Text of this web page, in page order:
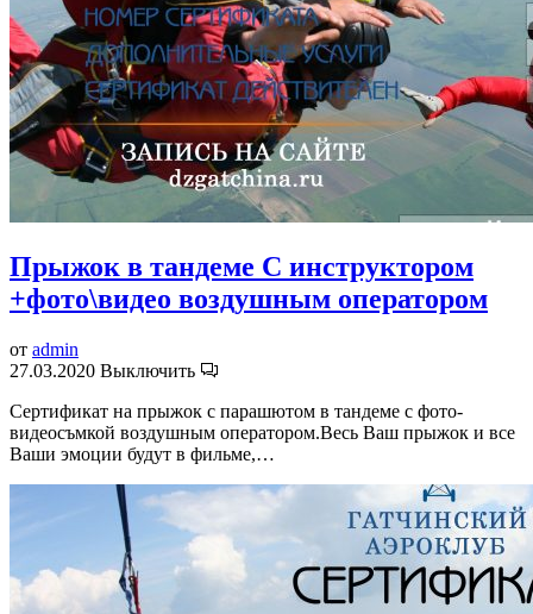
Прыжок в тандеме С инструктором
+фото\видео воздушным оператором
от admin
27.03.2020 Выключить
Сертификат на прыжок с парашютом в тандеме с фото-
видеосъмкой воздушным оператором.Весь Ваш прыжок и все
Ваши эмоции будут в фильме,…